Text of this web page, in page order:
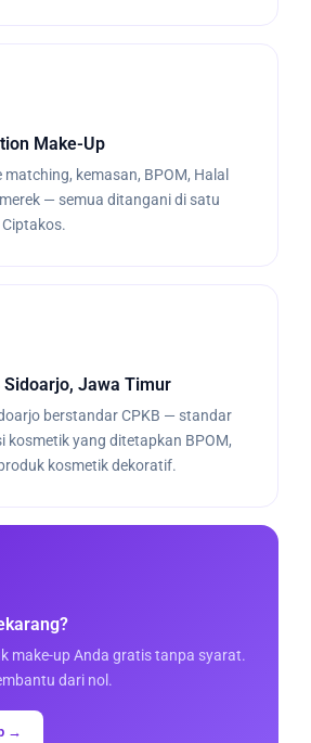
Make-Up
kemasan, BPOM, Halal
— semua ditangani di satu
Sidoarjo, Jawa Timur
berstandar CPKB — standar
kosmetik yang ditetapkan BPOM,
kosmetik dekoratif.
make-up Anda gratis tanpa syarat.
dari nol.
→